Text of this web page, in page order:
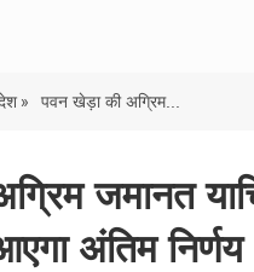
» पवन खेड़ा की अग्रिम...
जमानत
अंतिम निर्णय